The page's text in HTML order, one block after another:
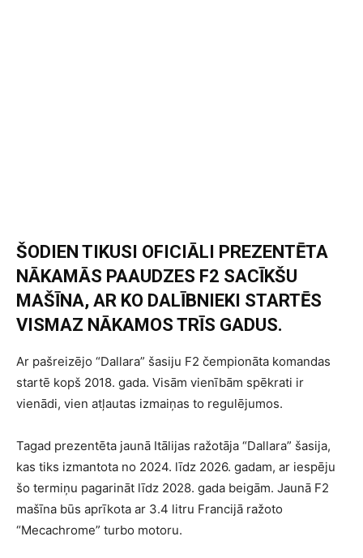
ŠODIEN TIKUSI OFICIĀLI PREZENTĒTA
NĀKAMĀS PAAUDZES F2 SACĪKŠU
MAŠĪNA, AR KO DALĪBNIEKI STARTĒS
VISMAZ NĀKAMOS TRĪS GADUS.
Ar pašreizējo “Dallara” šasiju F2 čempionāta komandas
startē kopš 2018. gada. Visām vienībām spēkrati ir
vienādi, vien atļautas izmaiņas to regulējumos.
Tagad prezentēta jaunā Itālijas ražotāja “Dallara” šasija,
kas tiks izmantota no 2024. līdz 2026. gadam, ar iespēju
šo termiņu pagarināt līdz 2028. gada beigām. Jaunā F2
mašīna būs aprīkota ar 3.4 litru Francijā ražoto
“Mecachrome” turbo motoru.